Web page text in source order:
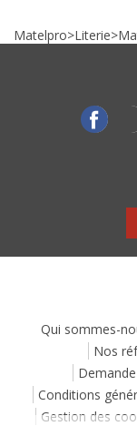
Matelpro>Literie>
Qui sommes-
Nos
Conditions
Gestion des